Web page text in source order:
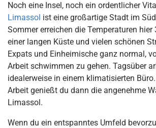
Noch eine Insel, noch ein ordentlicher
Limassol ist eine großartige Stadt im
Sommer erreichen die Temperaturen hier
einer langen Küste und vielen schönen
Expats und Einheimische ganz normal,
Arbeit schwimmen zu gehen. Tagsüber
idealerweise in einem klimatisierten
Arbeit genießt du dann die angenehme
Limassol.
Wenn du ein entspanntes Umfeld